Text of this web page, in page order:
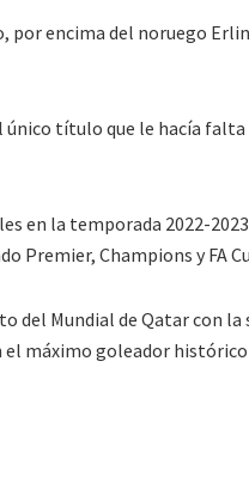
por encima del noruego
único título que le hacía falta
en la temporada 2022-
Premier, Champions y FA
del Mundial de Qatar con la
el máximo goleador